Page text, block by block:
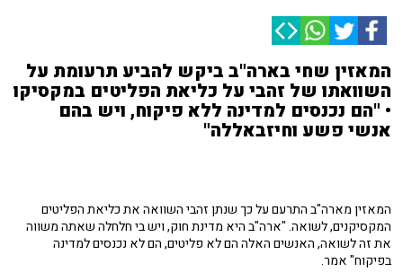
המאזין שחי בארה"ב ביקש להביע תרעומת על
השוואתו של זהבי על כליאת הפליטים במקסיקו
• "הם נכנסים למדינה ללא פיקוח, ויש בהם
אנשי פשע וחיזבאללה"
המאזין מארה"ב התרעם על כך שנתן זהבי השוואה את כליאת הפליטים
המקסיקנים, לשואה. "ארה"ב היא מדינת חוק, ויש בי חלחלה שאתה משווה
את זה לשואה, האנשים האלה הם לא פליטים, הם לא נכנסים למדינה
בפיקוח" אמר.